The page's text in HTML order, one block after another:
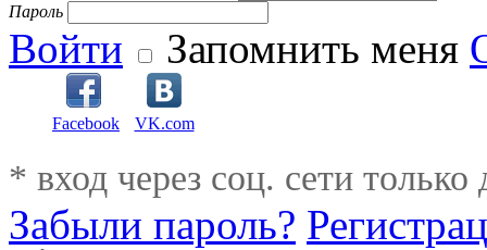
Пароль
Войти Запомнить меня
Facebook VK.com
* вход через соц. сети
Забыли пароль?